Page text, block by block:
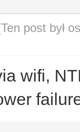
post był
wifi,